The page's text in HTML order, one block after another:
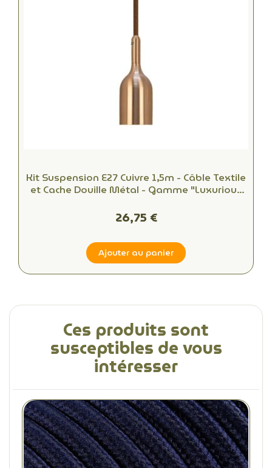
Kit Suspension E27 Cuivre 1,5m - Câble Textile
et Cache Douille Métal - Gamme "Luxurious
26,75 €
Ajouter au panier
Ces produits sont
susceptibles de vous
intéresser